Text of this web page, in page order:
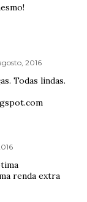
2016
Todas lindas.
renda extra